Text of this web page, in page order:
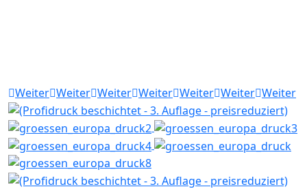
Weiter Weiter Weiter Weiter Weiter Weiter Weiter